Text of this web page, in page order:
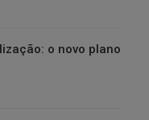
o novo plano